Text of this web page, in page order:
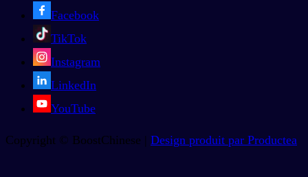
Facebook
TikTok
Instagram
LinkedIn
YouTube
Copyright © BoostChinese | Design produit par Productea